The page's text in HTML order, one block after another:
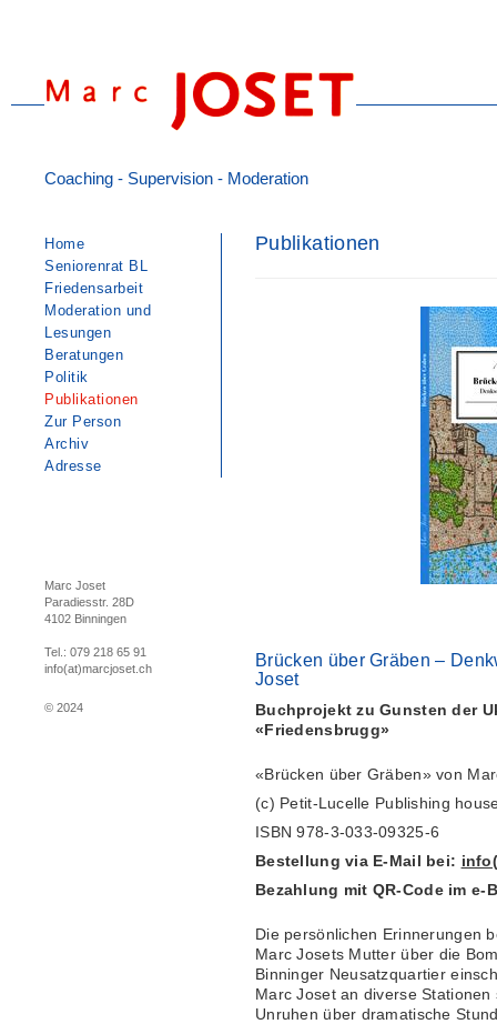
Coaching - Supervision - Moderation
Publikationen
Brücken über Gräben –
Joset
Buchprojekt zu Gunsten der
«Friedensbrugg»
«Brücken über Gräben» von
(c) Petit-Lucelle Publishing
ISBN 978-3-033-09325-6
Bestellung via E-Mail bei:
Bezahlung mit QR-Code im
Die persönlichen Erinnerungen
Marc Josets Mutter über die
Binninger Neusatzquartier
Marc Joset an diverse
Unruhen über dramatische
Home
Seniorenrat BL
Friedensarbeit
Moderation und
Lesungen
Beratungen
Politik
Publikationen
Zur Person
Archiv
Adresse
Marc Joset
Paradiesstr. 28D
4102 Binningen
Tel.: 079 218 65 91
info(at)marcjoset.ch
© 2024